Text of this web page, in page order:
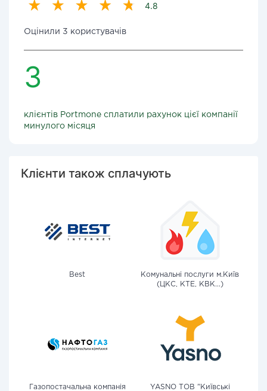
4.8
Оцінили 3 користувачів
3
клієнтів Portmone сплатили рахунок цієї компанії
минулого місяця
Клієнти також сплачують
Best
Комунальні послуги м.Київ
(ЦКС, КТЕ, КВК...)
Газопостачальна компанія
YASNO ТОВ "Київські